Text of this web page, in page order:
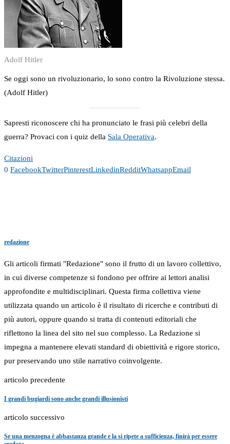
Adolf Hitler
Se oggi sono un rivoluzionario, lo sono contro la Rivoluzione stessa.
(Adolf Hitler)
Sapresti riconoscere chi ha pronunciato le frasi più celebri della
guerra? Provaci con i quiz della Sala Operativa.
Citazioni
0 FacebookTwitterPinterestLinkedinRedditWhatsappEmail
redazione
Gli articoli firmati "Redazione" sono il frutto di un lavoro collettivo,
in cui diverse competenze si fondono per offrire ai lettori analisi
approfondite e multidisciplinari. Questa firma collettiva viene
utilizzata quando un articolo è il risultato di ricerche e contributi di
più autori, oppure quando si tratta di contenuti editoriali che
riflettono la linea del sito nel suo complesso. La Redazione si
impegna a mantenere elevati standard di obiettività e rigore storico,
pur preservando uno stile narrativo coinvolgente.
articolo precedente
I grandi bugiardi sono anche grandi illusionisti
articolo successivo
Se una menzogna è abbastanza grande e la si ripete a sufficienza, finirà per essere